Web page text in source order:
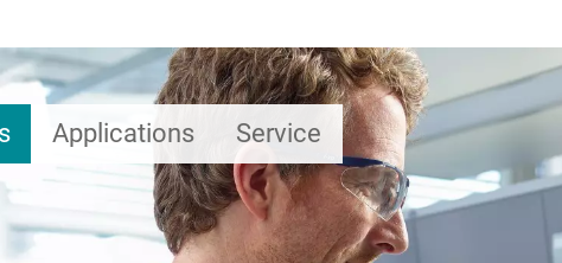
Applications Service